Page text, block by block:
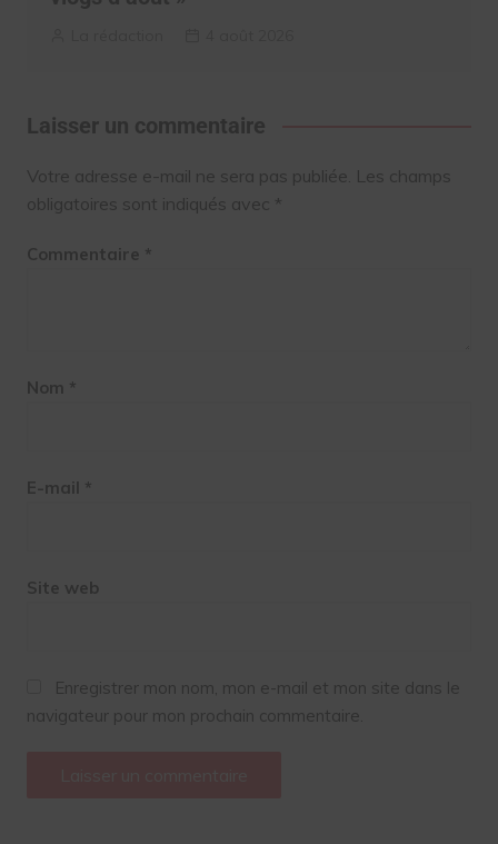
Laisser un commentaire
Votre adresse e-mail ne sera pas publiée. Les champs
obligatoires sont indiqués avec *
Commentaire *
Nom *
E-mail *
Site web
Enregistrer mon nom, mon e-mail et mon site dans le
navigateur pour mon prochain commentaire.